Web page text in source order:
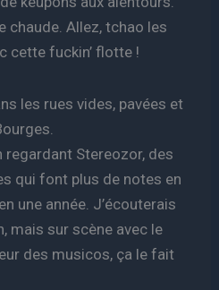
chaude. Allez, tchao les
cette fuckin’ flotte !
les rues vides, pavées et
regardant Stereozor, des
qui font plus de notes en
une année. J’écouterais
mais sur scène avec le
des musicos, ça le fait